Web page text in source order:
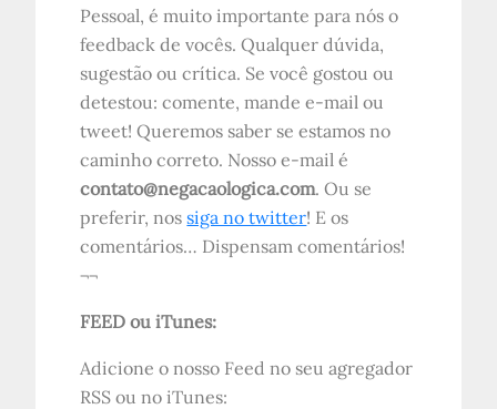
Pessoal, é muito importante para nós o
feedback de vocês. Qualquer dúvida,
sugestão ou crítica. Se você gostou ou
detestou: comente, mande e-mail ou
tweet! Queremos saber se estamos no
caminho correto. Nosso e-mail é
contato@negacaologica.com. Ou se
preferir, nossiga no twitter! E os
comentários… Dispensam comentários!
¬¬
FEED ou iTunes:
Adicione o nosso Feed no seu agregador
RSS ou no iTunes: